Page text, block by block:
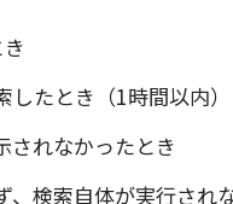
たとき（1時間以内）
されなかったとき
、検索自体が実行され